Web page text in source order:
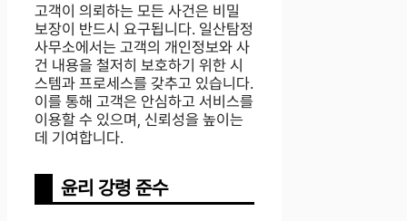
고객이 의뢰하는 모든 사건은 비밀
보장이 반드시 요구됩니다. 일산탐정
사무소에서는 고객의 개인정보와 사
건 내용을 철저히 보호하기 위한 시
스템과 프로세스를 갖추고 있습니다.
이를 통해 고객은 안심하고 서비스를
이용할 수 있으며, 신뢰성을 높이는
데 기여합니다.
윤리 강령 준수